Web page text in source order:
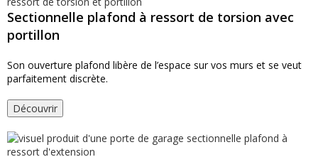
Sectionnelle plafond à ressort de torsion avec
portillon
Son ouverture plafond libère de l’espace sur vos murs et se veut
parfaitement discrète.
Découvrir